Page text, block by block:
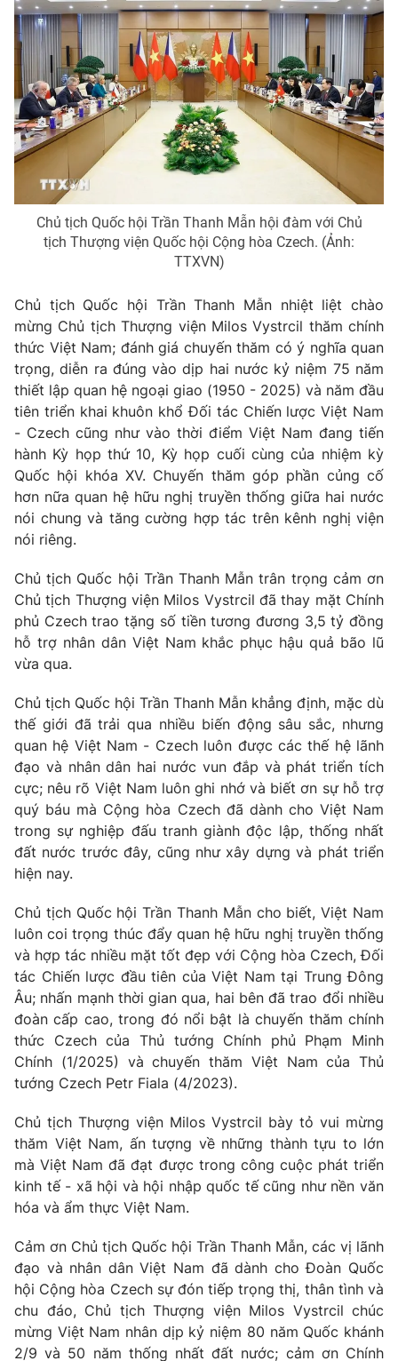
Video Shorts video
VTV Money VTV Thể thao
VTV Sức khoẻ Bất động sản
Thị trường 24h Tấm lòng Việt
VTV4 Vươn mình bằng AI
Liên hệ tòa soạn English
THỜI BÁO VTV
Theo dõi báo trên
Cơ quan chủ quản:
Đài Truyền hình Việt Nam
Giấy phép hoạt động báo in và báo điện tử số 483/GP-BTTTT
cấp ngày 29/12/2023
Tổng Biên tập:Vũ Thanh Thủy
Phó Tổng Biên tập: Nguyễn Thị Mỹ Hạnh, Phạm Quốc Thắng,
Nguyễn Trọng Ninh
Ðiện thoại Thời báo VTV:
024.66 897 897
toasoan@vtv.vn
Liên hệ quảng cáo:024-7300.7108
® Cấm sao chép dưới mọi hình thức nếu không có sự chấp
thuận bằng văn bản. Ghi rõ nguồn VTV.vn khi phát hành lại
thông tin từ website này.
Chủ tịch Quốc hội Trần Thanh Mẫn hội đàm với Chủ
tịch Thượng viện Quốc hội Cộng hòa Czech. (Ảnh:
TTXVN)
Chủ tịch Quốc hội Trần Thanh Mẫn nhiệt liệt chào
mừng Chủ tịch Thượng viện Milos Vystrcil thăm chính
thức Việt Nam; đánh giá chuyến thăm có ý nghĩa quan
trọng, diễn ra đúng vào dịp hai nước kỷ niệm 75 năm
thiết lập quan hệ ngoại giao (1950 - 2025) và năm đầu
tiên triển khai khuôn khổ Đối tác Chiến lược Việt Nam
- Czech cũng như vào thời điểm Việt Nam đang tiến
hành Kỳ họp thứ 10, Kỳ họp cuối cùng của nhiệm kỳ
Quốc hội khóa XV. Chuyến thăm góp phần củng cố
hơn nữa quan hệ hữu nghị truyền thống giữa hai nước
nói chung và tăng cường hợp tác trên kênh nghị viện
nói riêng.
Chủ tịch Quốc hội Trần Thanh Mẫn trân trọng cảm ơn
Chủ tịch Thượng viện Milos Vystrcil đã thay mặt Chính
phủ Czechtrao tặng số tiền tương đương 3,5 tỷ đồng
hỗ trợ nhân dân Việt Nam khắc phục hậu quả bão lũ
vừa qua.
Chủ tịch Quốc hội Trần Thanh Mẫn khẳng định, mặc dù
thế giới đã trải qua nhiều biến động sâu sắc, nhưng
quan hệ Việt Nam - Czechluôn được các thế hệ lãnh
đạo và nhân dân hai nước vun đắp và phát triển tích
cực; nêu rõ Việt Nam luôn ghi nhớ và biết ơn sự hỗ trợ
quý báu mà Cộng hòa Czechđã dành cho Việt Nam
trong sự nghiệp đấu tranh giành độc lập, thống nhất
đất nước trước đây, cũng như xây dựng và phát triển
hiện nay.
Chủ tịch Quốc hội Trần Thanh Mẫn cho biết, Việt Nam
luôn coi trọng thúc đẩy quan hệ hữu nghị truyền thống
và hợp tác nhiều mặt tốt đẹp với Cộng hòa Czech, Đối
tác Chiến lược đầu tiên của Việt Nam tại Trung Đông
Âu; nhấn mạnh thời gian qua, hai bên đã trao đổi nhiều
đoàn cấp cao, trong đó nổi bật là chuyến thăm chính
thức Czechcủa Thủ tướng Chính phủ Phạm Minh
Chính (1/2025) và chuyến thăm Việt Nam của Thủ
tướng Czech Petr Fiala (4/2023).
Chủ tịch Thượng viện Milos Vystrcil bày tỏ vui mừng
thăm Việt Nam, ấn tượng về những thành tựu to lớn
mà Việt Nam đã đạt được trong công cuộc phát triển
kinh tế - xã hội và hội nhập quốc tế cũng như nền văn
hóa và ẩm thực Việt Nam.
Cảm ơn Chủ tịch Quốc hội Trần Thanh Mẫn, các vị lãnh
đạo và nhân dân Việt Nam đã dành cho Đoàn Quốc
hội Cộng hòa Czechsự đón tiếp trọng thị, thân tình và
chu đáo, Chủ tịch Thượng viện Milos Vystrcil chúc
mừng Việt Nam nhân dịp kỷ niệm 80 năm Quốc khánh
2/9 và 50 năm thống nhất đất nước; cảm ơn Chính